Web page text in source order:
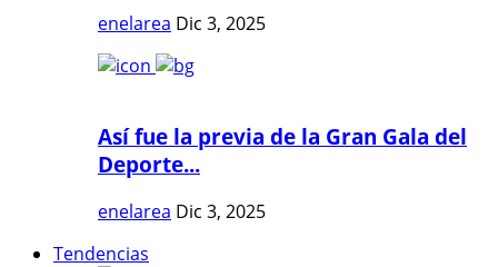
enelarea Dic 3, 2025
Así fue la previa de la Gran Gala del
Deporte...
enelarea Dic 3, 2025
Tendencias